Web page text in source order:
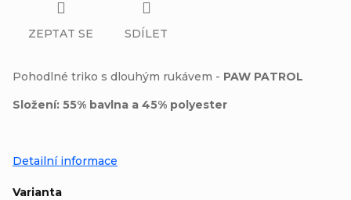
Varianta
Pohodlné triko s dlouhým rukávem - PAW PATROL
Složení: 55% bavlna a 45% polyester
Detailní informace
ZEPTAT SE SDÍLET